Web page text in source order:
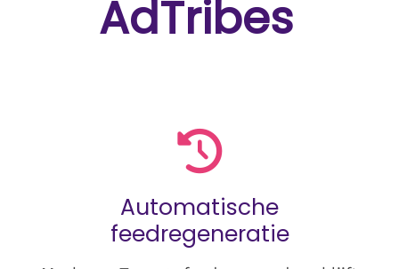
AdTribes
Automatische
feedregeneratie